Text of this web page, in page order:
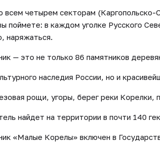
всем четырем секторам
поймете: в каждом уголке Русского
наряжаться.
— это не только 86 памятников
наследия России, но и
рощи, угоры, берег реки Корелки,
найдет на территории в почти 140
«Малые Корелы» включен в